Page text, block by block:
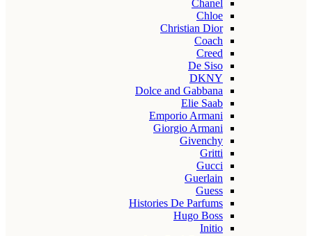
Chanel
Chloe
Christian Dior
Coach
Creed
De Siso
DKNY
Dolce and Gabbana
Elie Saab
Emporio Armani
Giorgio Armani
Givenchy
Gritti
Gucci
Guerlain
Guess
Histories De Parfums
Hugo Boss
Initio